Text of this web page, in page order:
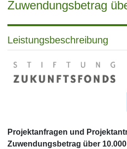
Zuwendungsbetrag
Leistungsbeschreibung
Projektanfragen und
Zuwendungsbetrag über